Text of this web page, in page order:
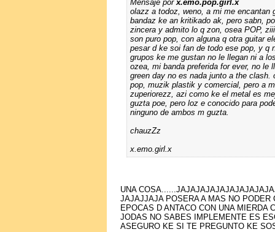
Mensaje porx.emo.pop.girl.x
olazz a todoz, weno, a mi me encantan
bandaz ke an kritikado ak, pero sabn,
zincera y admito lo q zon, osea POP,
son puro pop, con alguna q otra guitar
pesar d ke soi fan de todo ese pop, y q
grupos ke me gustan no le llegan ni a
ozea, mi banda preferida for ever, no
green day no es nada junto a the
pop, muzik plastik y comercial, pero a
zuperiorezz, azi como ke el metal es
guzta poe, pero loz e conocido para
ninguno de ambos m guzta.
chauzZz
x.emo.girl.x
UNA
JAJAJJAJA POSERA A MAS NO PODER
EPOCAS D ANTAСO CON UNA MIERDA
JODAS NO SABES IMPLEMENTE ES
ASEGURO KE SI TE PREGUNTO KE